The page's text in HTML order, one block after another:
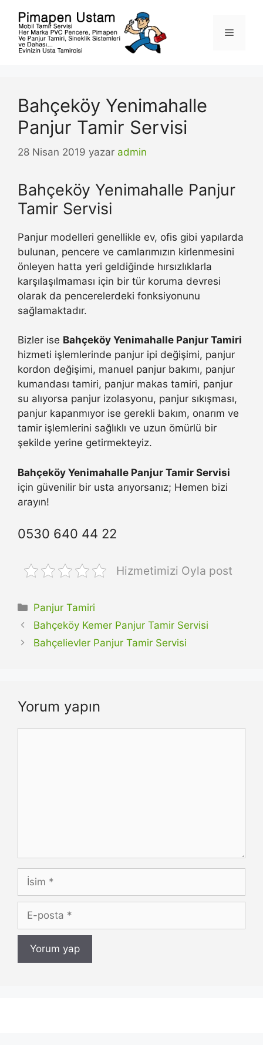
Menü
Bahçeköy Yenimahalle
Panjur Tamir Servisi
28 Nisan 2019 yazar admin
Bahçeköy Yenimahalle Panjur
Tamir Servisi
Panjur modelleri genellikle ev, ofis gibi yapılarda
bulunan, pencere ve camlarımızın kirlenmesini
önleyen hatta yeri geldiğinde hırsızlıklarla
karşılaşılmaması için bir tür koruma devresi
olarak da pencerelerdeki fonksiyonunu
sağlamaktadır.
Bizler ise Bahçeköy Yenimahalle Panjur Tamiri
hizmeti işlemlerinde panjur ipi değişimi, panjur
kordon değişimi, manuel panjur bakımı, panjur
kumandası tamiri, panjur makas tamiri, panjur
su alıyorsa panjur izolasyonu, panjur sıkışması,
panjur kapanmıyor ise gerekli bakım, onarım ve
tamir işlemlerini sağlıklı ve uzun ömürlü bir
şekilde yerine getirmekteyiz.
Bahçeköy Yenimahalle Panjur Tamir Servisi
için güvenilir bir usta arıyorsanız; Hemen bizi
arayın!
0530 640 44 22
Hizmetimizi Oyla post
Kategoriler
Panjur Tamiri
Bahçeköy Kemer Panjur Tamir Servisi
Bahçelievler Panjur Tamir Servisi
Yorum yapın
İsim
posta